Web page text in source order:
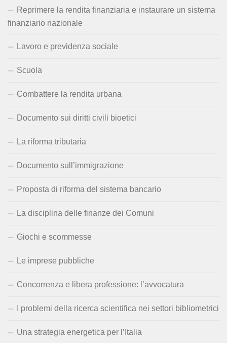
Reprimere la rendita finanziaria e instaurare un sistema
finanziario nazionale
Lavoro e previdenza sociale
Scuola
Combattere la rendita urbana
Documento sui diritti civili bioetici
La riforma tributaria
Documento sull’immigrazione
Proposta di riforma del sistema bancario
La disciplina delle finanze dei Comuni
Giochi e scommesse
Le imprese pubbliche
Concorrenza e libera professione: l’avvocatura
I problemi della ricerca scientifica nei settori bibliometrici
Una strategia energetica per l’Italia